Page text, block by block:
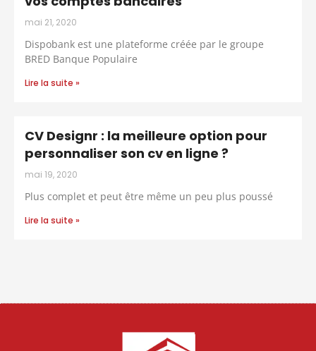
mai 21, 2020
Dispobank est une plateforme créée par le groupe
BRED Banque Populaire
Lire la suite »
CV Designr : la meilleure option pour
personnaliser son cv en ligne ?
mai 19, 2020
Plus complet et peut être même un peu plus poussé
Lire la suite »